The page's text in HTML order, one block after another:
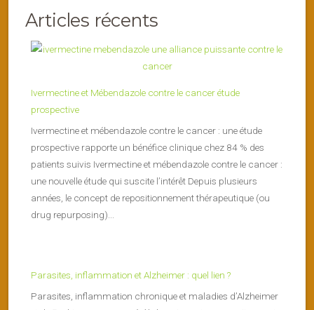
Articles récents
Ivermectine et Mébendazole contre le cancer étude
prospective
Ivermectine et mébendazole contre le cancer : une étude
prospective rapporte un bénéfice clinique chez 84 % des
patients suivis Ivermectine et mébendazole contre le cancer :
une nouvelle étude qui suscite l’intérêt Depuis plusieurs
années, le concept de repositionnement thérapeutique (ou
drug repurposing)...
Parasites, inflammation et Alzheimer : quel lien ?
Parasites, inflammation chronique et maladies d’Alzheimer